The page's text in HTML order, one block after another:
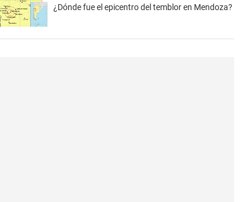
¿Dónde fue el epicentro del temblor en Mendoza?